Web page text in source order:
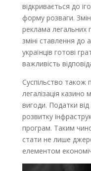
відкривається до
форму розваги.
реклама легальних
зміні ставлення до
українців готові
важливість
Суспільство також
легалізація
вигоди. Податки
розвитку
програм. Таким
стати не лише
елементом